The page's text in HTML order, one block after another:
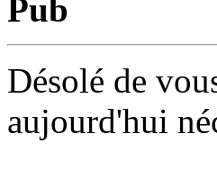
Pub
Désolé de
aujourd'hui